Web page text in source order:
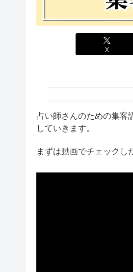
X
占い師さんのための集客
していきます。
まずは動画でチェックし